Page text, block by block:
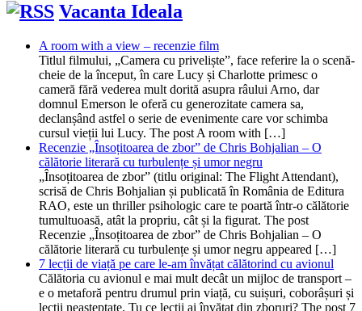
Vacanta Ideala
A room with a view – recenzie film
Titlul filmului, „Camera cu priveliște”, face referire la o scenă-
cheie de la început, în care Lucy și Charlotte primesc o
cameră fără vederea mult dorită asupra râului Arno, dar
domnul Emerson le oferă cu generozitate camera sa,
declanșând astfel o serie de evenimente care vor schimba
cursul vieții lui Lucy. The post A room with […]
Recenzie „Însoțitoarea de zbor” de Chris Bohjalian – O
călătorie literară cu turbulențe și umor negru
„Însoțitoarea de zbor” (titlu original: The Flight Attendant),
scrisă de Chris Bohjalian și publicată în România de Editura
RAO, este un thriller psihologic care te poartă într-o călătorie
tumultuoasă, atât la propriu, cât și la figurat. The post
Recenzie „Însoțitoarea de zbor” de Chris Bohjalian – O
călătorie literară cu turbulențe și umor negru appeared […]
7 lecții de viață pe care le-am învățat călătorind cu avionul
Călătoria cu avionul e mai mult decât un mijloc de transport –
e o metaforă pentru drumul prin viață, cu suișuri, coborâșuri și
lecții neașteptate. Tu ce lecții ai învățat din zboruri? The post 7